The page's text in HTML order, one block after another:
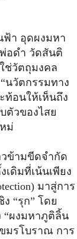
ฟ้า อุดผงมหา
อดำ วัดสันติ
ช่วัตถุมงคล
นวัตกรรมทาง
อนให้เห็นถึง
ตัวของไสย
ม่
ข้ามขีดจำกัด
เดิมที่เน้นเพียง
มาสู่การ
ง “รุก” โดย
“ผงมหาภูติลิ้น
มรโบราณ การ